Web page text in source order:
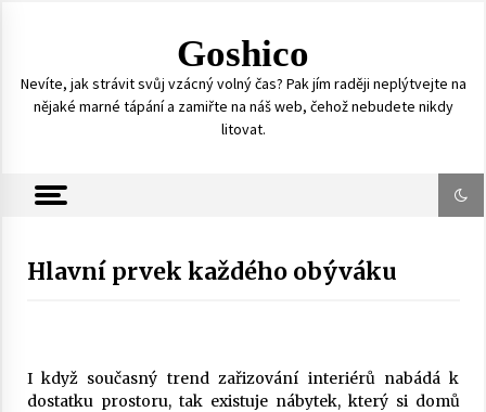
Goshico
Nevíte, jak strávit svůj vzácný volný čas? Pak jím raději neplýtvejte na
nějaké marné tápání a zamiřte na náš web, čehož nebudete nikdy
litovat.
Hlavní prvek každého obýváku
I když současný trend zařizování interiérů nabádá k
dostatku prostoru, tak existuje nábytek, který si domů